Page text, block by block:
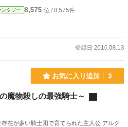
し絡み合った二つの運命が、二人の背後に忍
ンタジー 8,575 位 / 8,575件
登録日 2016.08.13
お気に入り追加 3
魔物殺しの最強騎士～
在が多い騎士団で育てられた主人公 アルク